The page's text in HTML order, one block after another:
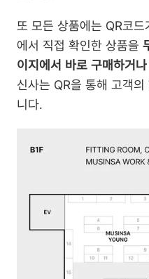
또 모든 상품에는 QR코
에서 직접 확인한 상품을
이지에서 바로 구매하거
신사는 QR을 통해 고객
니다.